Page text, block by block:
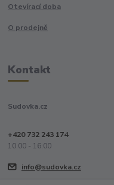
Otevírací doba
O prodejně
Kontakt
Sudovka.cz
+420 732 243 174
10:00 - 16:00
info@sudovka.cz